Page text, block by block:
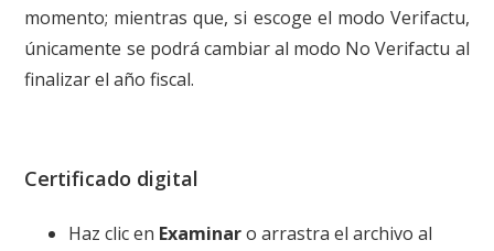
momento; mientras que, si escoge el modo Verifactu,
únicamente se podrá cambiar al modo No Verifactu al
finalizar el año fiscal.
Certificado digital
Haz clic en Examinaro arrastra el archivo al